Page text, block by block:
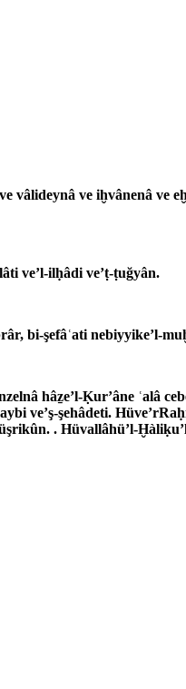
vâlideynâ ve iḫvânenâ ve
ve’l-ilḥâdi ve’ṭ-ṭuğyân.
bi­-şefâʿati nebiyyike’l-
hâẕe’l-Ḳur’âne ʿalâ
ve’ş-şehâdeti.
. Hüvallâhü’l-